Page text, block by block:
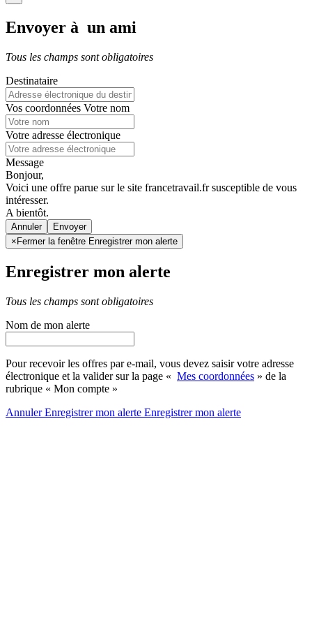
Envoyer à un ami
Tous les champs sont obligatoires
Destinataire
Vos coordonnées Votre nom
Votre adresse électronique
Message
Bonjour,
Voici une offre parue sur le site francetravail.fr susceptible de vous
intéresser.
A bientôt.
Annuler
× Fermer la fenêtre Enregistrer mon alerte
Enregistrer mon alerte
Tous les champs sont obligatoires
Nom de mon alerte
Pour recevoir les offres par e-mail, vous devez saisir votre adresse
électronique et la valider sur la page « Mes coordonnées » de la
rubrique « Mon compte »
AnnulerEnregistrer mon alerte Enregistrermon alerte